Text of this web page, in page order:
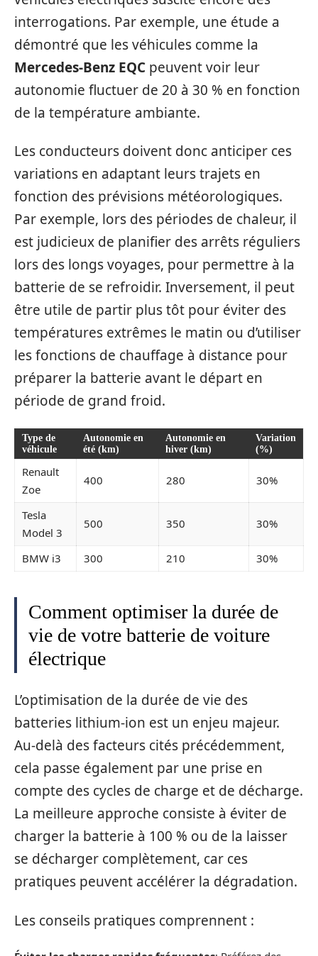
interrogations. Par exemple, une étude a
démontré que les véhicules comme la
Mercedes-Benz EQC peuvent voir leur
autonomie fluctuer de 20 à 30 % en fonction
de la température ambiante.
Les conducteurs doivent donc anticiper ces
variations en adaptant leurs trajets en
fonction des prévisions météorologiques.
Par exemple, lors des périodes de chaleur, il
est judicieux de planifier des arrêts réguliers
lors des longs voyages, pour permettre à la
batterie de se refroidir. Inversement, il peut
être utile de partir plus tôt pour éviter des
températures extrêmes le matin ou d’utiliser
les fonctions de chauffage à distance pour
préparer la batterie avant le départ en
période de grand froid.
Type de
véhicule
Autonomie en
été (km)
Autonomie en
hiver (km)
Variation
(%)
Renault
Zoe
400 280 30%
Tesla
Model 3
500 350 30%
BMW i3 300 210 30%
Comment optimiser la durée de
vie de votre batterie de voiture
électrique
L’optimisation de la durée de vie des
batteries lithium-ion est un enjeu majeur.
Au-delà des facteurs cités précédemment,
cela passe également par une prise en
compte des cycles de charge et de décharge.
La meilleure approche consiste à éviter de
charger la batterie à 100 % ou de la laisser
se décharger complètement, car ces
pratiques peuvent accélérer la dégradation.
Les conseils pratiques comprennent :